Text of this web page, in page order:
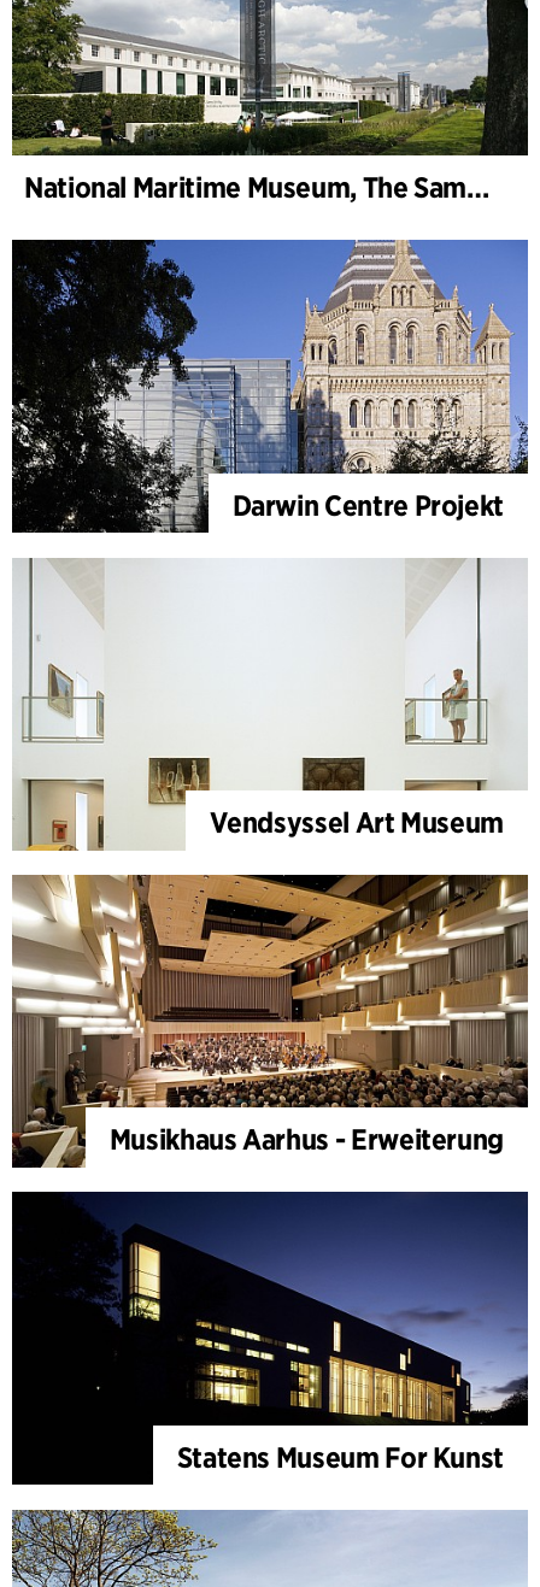
National Maritime Museum, The Sammy Ofer Wing
Darwin Centre Projekt
Vendsyssel Art Museum
Musikhaus Aarhus - Erweiterung
Statens Museum For Kunst